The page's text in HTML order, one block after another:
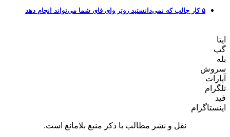
۵ کار جالب که نمی‌دانستید روتر وای فای شما می‌تواند انجام دهد
ایتا
گپ
بله
سروش
آپارات
تلگرام
فید
اینستاگرام
نقل و نشر مطالب با ذکر منبع بلامانع است.